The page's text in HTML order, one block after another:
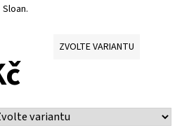
ZVOLTE VARIANTU